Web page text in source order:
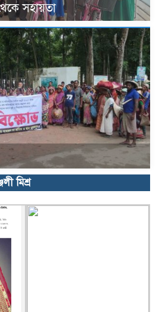
সহায়তা
মিশ্র